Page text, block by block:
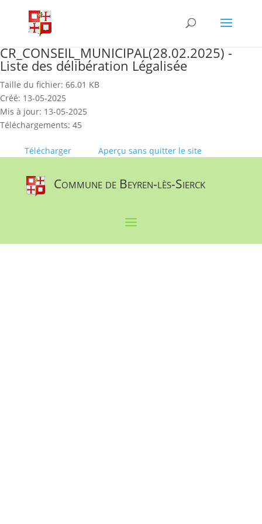
content
CR_CONSEIL_MUNICIPAL(28.02.2025) -
Liste des délibération Légalisée
Taille du fichier: 66.01 KB
Créé: 13-05-2025
Mis à jour: 13-05-2025
Téléchargements: 45
Télécharger Aperçu sans quitter le site
Commune de Beyren-lès-Sierck